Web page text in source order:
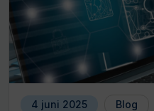
4 juni 2025 Blog